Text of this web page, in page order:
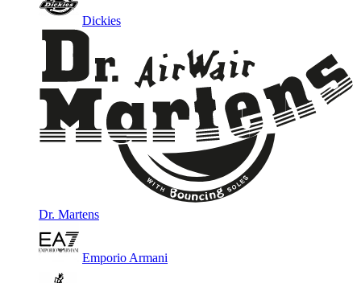
Dickies
Dr. Martens
Emporio Armani